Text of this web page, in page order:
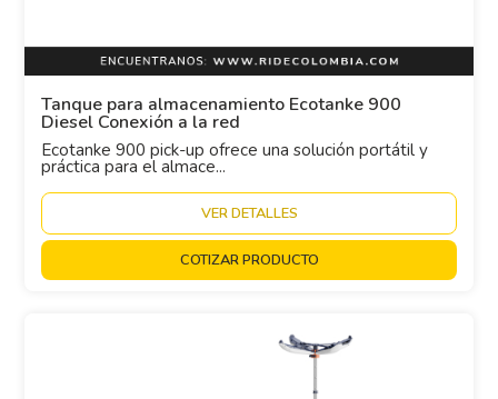
Tanque para almacenamiento Ecotanke 900
Diesel Conexión a la red
Ecotanke 900 pick-up ofrece una solución portátil y
práctica para el almace...
VER DETALLES
COTIZAR PRODUCTO